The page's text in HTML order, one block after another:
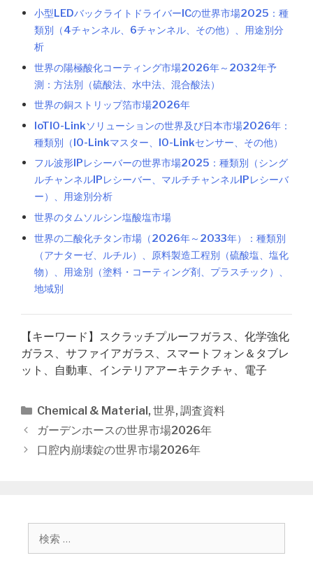
小型LEDバックライトドライバーICの世界市場2025：種
類別（4チャンネル、6チャンネル、その他）、用途別分
析
世界の陽極酸化コーティング市場2026年～2032年予
測：方法別（硫酸法、水中法、混合酸法）
世界の銅ストリップ箔市場2026年
IoTIO-Linkソリューションの世界及び日本市場2026年：
種類別（IO-Linkマスター、IO-Linkセンサー、その他）
フル波形IPレシーバーの世界市場2025：種類別（シング
ルチャンネルIPレシーバー、マルチチャンネルIPレシーバ
ー）、用途別分析
世界のタムソルシン塩酸塩市場
世界の二酸化チタン市場（2026年～2033年）：種類別
（アナターゼ、ルチル）、原料製造工程別（硫酸塩、塩化
物）、用途別（塗料・コーティング剤、プラスチック）、
地域別
【キーワード】スクラッチプルーフガラス、化学強化
ガラス、サファイアガラス、スマートフォン＆タブレ
ット、自動車、インテリアアーキテクチャ、電子
カ
テ
ゴ
リ
Chemical & Material, 世界, 調査資料
投
稿
ガーデンホースの世界市場2026年
口腔内崩壊錠の世界市場2026年